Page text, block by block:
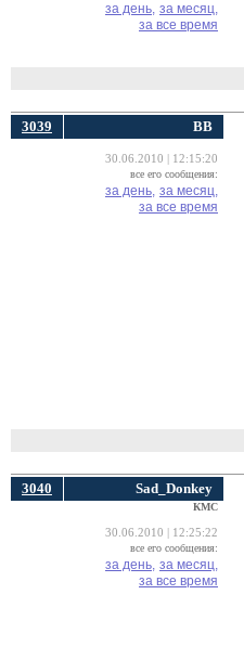
за день, за месяц,
за все время
3039 ВВ
30.06.2010 | 12:15:20
все его сообщения:
за день, за месяц,
за все время
3040 Sad_Donkey
КМС
30.06.2010 | 12:25:22
все его сообщения:
за день, за месяц,
за все время